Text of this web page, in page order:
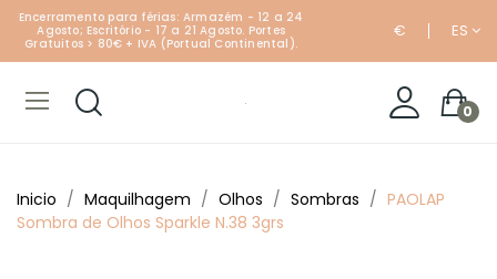
Encerramento para férias: Armazém - 12 a 24
Agosto; Escritório - 17 a 21 Agosto. Portes
Gratuitos > 80€ + IVA (Portual Continental).
€ ES
0
Inicio Maquilhagem Olhos Sombras
PAOLAP
Sombra de Olhos Sparkle N.38 3grs